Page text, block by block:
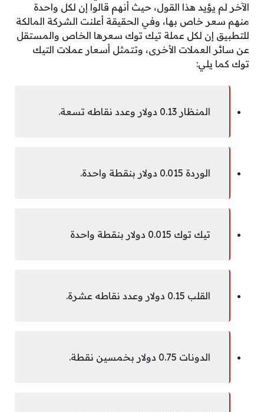
الآخر لم يؤيد هذا القول، حيث أنهم قالوا إن لكل واحدة
منهم سعر خاص بها، وفي الحقيقة أعلنت الشركة المالكة
للتطبيق إن لكل عملة تيك توك سعرها الخاص والمستقل
عن سائر العملات الأخرى، وتتمثل أسعار عملات التيك
توك كما يلي:
المنظار 0.13 دولار وعدد نقاطه تسعة.
الوردة 0.015 دولار بنقطة واحدة.
تيك توك 0.015 دولار بنقطة واحدة
القلب 0.15 دولار وعدد نقاطه عشرة.
الدونات 0.75 دولار بخمسين نقطة.